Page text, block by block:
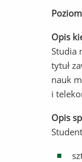
Opis
Studia
tytuł
nauk
i
Opis